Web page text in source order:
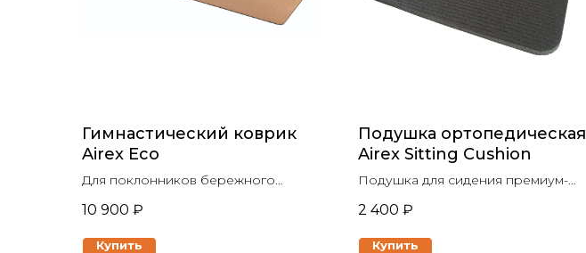
Гимнастический коврик
Airex Eco
Для поклонников бережного
из экологически чистых и
10 900 ₽
Купить
Подушка ортопедическая
Airex Sitting Cushion
Подушка для сидения премиум-
позвоночника
2 400 ₽
Купить